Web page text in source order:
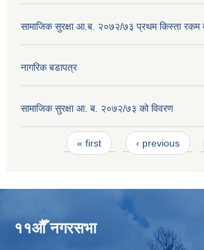
सामाजिक सुरक्षा आ.ब. २०७२/७३ प्रथम किस्ता रकम
नागरिक बडापत्र
सामाजिक सुरक्षा आ. ब. २०७२/७३ को विवरण
Pages« first ‹ previous
११औँ नगरसभा